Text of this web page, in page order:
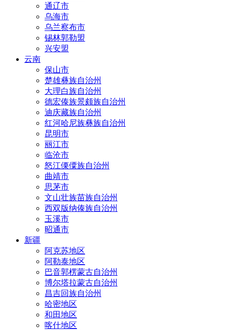
通辽市
乌海市
乌兰察布市
锡林郭勒盟
兴安盟
云南
保山市
楚雄彝族自治州
大理白族自治州
德宏傣族景颇族自治州
迪庆藏族自治州
红河哈尼族彝族自治州
昆明市
丽江市
临沧市
怒江傈僳族自治州
曲靖市
思茅市
文山壮族苗族自治州
西双版纳傣族自治州
玉溪市
昭通市
新疆
阿克苏地区
阿勒泰地区
巴音郭楞蒙古自治州
博尔塔拉蒙古自治州
昌吉回族自治州
哈密地区
和田地区
喀什地区